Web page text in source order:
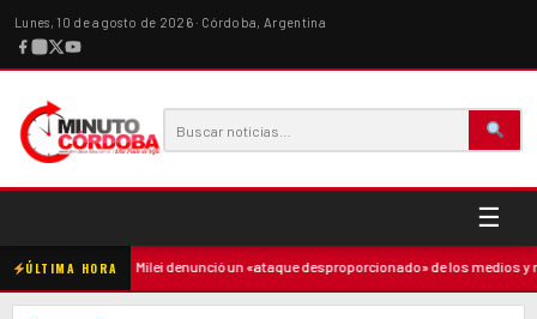
Lunes, 10 de agosto de 2026 · Córdoba, Argentina
☰
ÚLTIMA HORA
madre · Milei denunció un «ataque desproporcionado» de los medios y